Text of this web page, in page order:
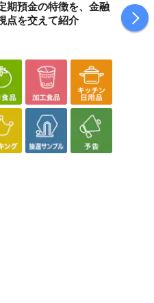
期預金の特徴を、金融
点を交えて紹介